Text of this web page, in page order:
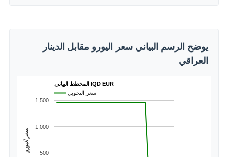
يوضح الرسم البياني سعر اليورو مقابل الدينار
العراقي
المخطط البياني IQD EUR
سعر التحويل
500
1,000
1,500
سعر اليورو